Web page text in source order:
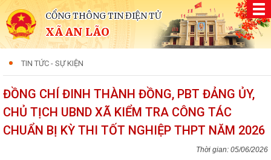
CỔNG THÔNG TIN ĐIỆN TỬ
XÃ AN LÃO
TIN TỨC - SỰ KIỆN
ĐỒNG CHÍ ĐINH THÀNH ĐỒNG, PBT ĐẢNG ỦY,
CHỦ TỊCH UBND XÃ KIỂM TRA CÔNG TÁC
CHUẨN BỊ KỲ THI TỐT NGHIỆP THPT NĂM 2026
05/06/2026